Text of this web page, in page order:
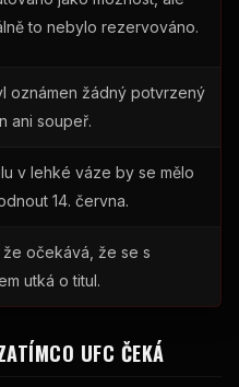
to nebylo rezervováno.
oznámen žádný potvrzený
ani soupeř.
v lehké váze by se mělo
14. června.
že očekává, že se s
utká o titul.
UFC ČEKÁ